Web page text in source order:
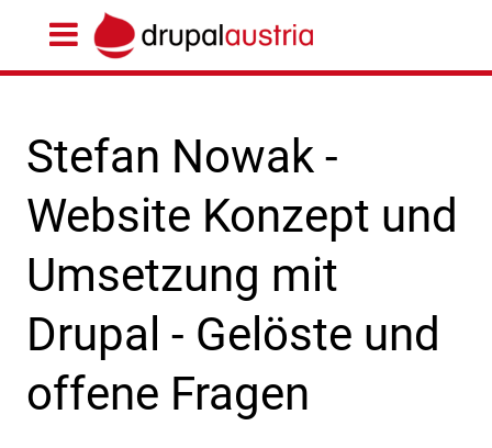
Stefan Nowak -
Website Konzept und
Umsetzung mit
Drupal - Gelöste und
offene Fragen